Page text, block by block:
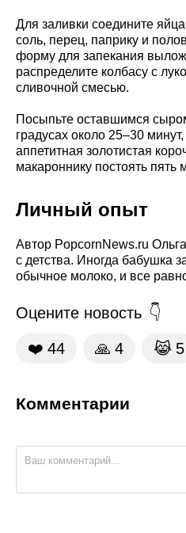
Для заливки соедините
соль, перец, паприку и
форму для запекания
распределите колбасу с
сливочной смесью.
Посыпьте оставшимся
градусах около 25–30
аппетитная золотистая
макароннику постоять пять
Личный опыт
Автор PopcornNews.ru
с детства. Иногда бабушка
обычное молоко, и все
Оцените новость
❤️ 44 🙏 4 😹 5
Комментарии